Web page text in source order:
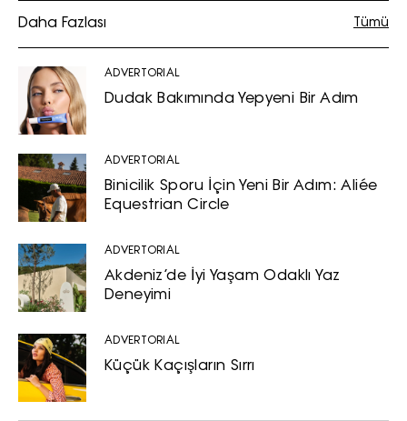
Daha Fazlası Tümü
ADVERTORIAL
Dudak Bakımında Yepyeni Bir Adım
ADVERTORIAL
Binicilik Sporu İçin Yeni Bir Adım: Aliée
Equestrian Circle
ADVERTORIAL
Akdeniz’de İyi Yaşam Odaklı Yaz
Deneyimi
ADVERTORIAL
Küçük Kaçışların Sırrı